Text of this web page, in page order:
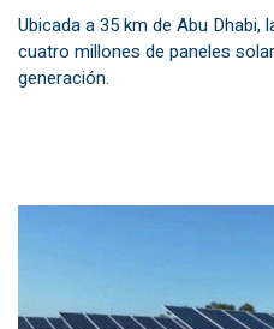
Ubicada a 35 km de Abu
cuatro millones de paneles
generación.